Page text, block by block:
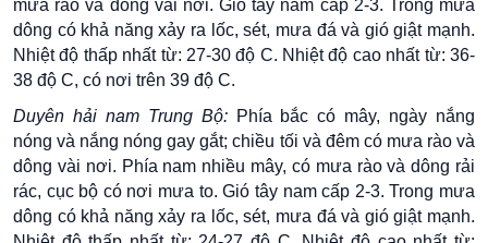
mưa rào và dông vài nơi. Gió tây nam cấp 2-3. Trong mưa
dông có khả năng xảy ra lốc, sét, mưa đá và gió giật mạnh.
Nhiệt độ thấp nhất từ: 27-30 độ C. Nhiệt độ cao nhất từ: 36-
38 độ C, có nơi trên 39 độ C.
Duyên hải nam Trung Bộ:Phía bắc có mây, ngày nắng
nóng và nắng nóng gay gắt; chiều tối và đêm có mưa rào và
dông vài nơi. Phía nam nhiều mây, có mưa rào và dông rải
rác, cục bộ có nơi mưa to. Gió tây nam cấp 2-3. Trong mưa
dông có khả năng xảy ra lốc, sét, mưa đá và gió giật mạnh.